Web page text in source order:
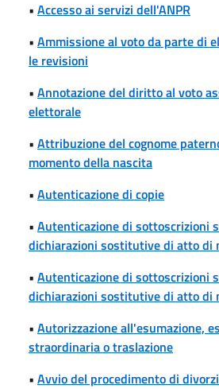
• Accesso ai servizi dell'ANPR
• Ammissione al voto da parte di
le revisioni
• Annotazione del diritto al voto
elettorale
• Attribuzione del cognome
momento della nascita
• Autenticazione di copie
• Autenticazione di sottoscrizioni
dichiarazioni sostitutive di atto di
• Autenticazione di sottoscrizioni
dichiarazioni sostitutive di atto di
• Autorizzazione all'esumazione,
straordinaria o traslazione
• Avvio del procedimento di